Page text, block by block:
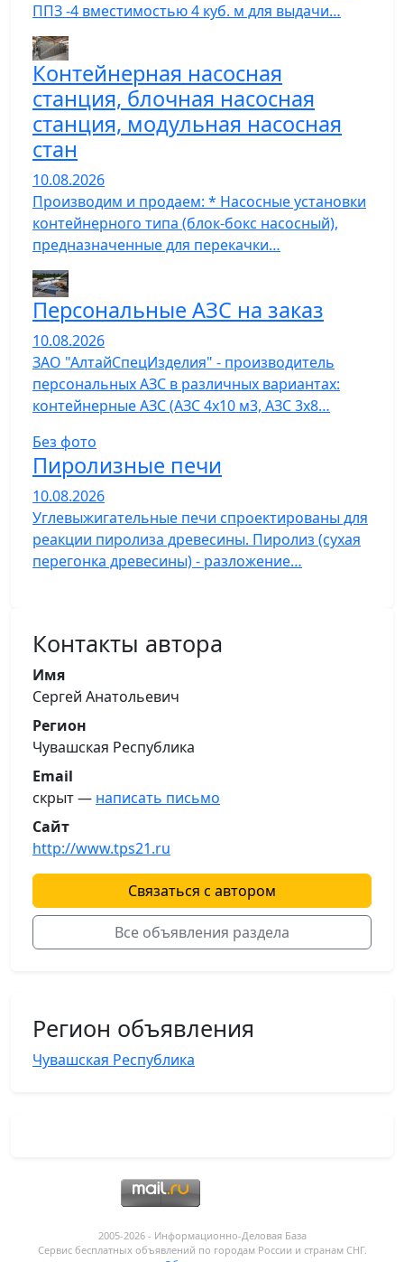
ППЗ -4 вместимостью 4 куб. м для выдачи…
Контейнерная насосная
станция, блочная насосная
станция, модульная насосная
стан
10.08.2026
Производим и продаем: * Насосные установки
контейнерного типа (блок-бокс насосный),
предназначенные для перекачки…
Персональные АЗС на заказ
10.08.2026
ЗАО "АлтайСпецИзделия" - производитель
персональных АЗС в различных вариантах:
контейнерные АЗС (АЗС 4х10 м3, АЗС 3х8…
Без фото
Пиролизные печи
10.08.2026
Углевыжигательные печи спроектированы для
реакции пиролиза древесины. Пиролиз (сухая
перегонка древесины) - разложение…
Контакты автора
Имя
Сергей Анатольевич
Регион
Чувашская Республика
Email
скрыт — написать письмо
Сайт
http://www.tps21.ru
Связаться с автором
Все объявления раздела
Регион объявления
Чувашская Республика
2005-2026 - Информационнo-Деловая База
Сервис бесплатных объявлений по городам России и странам СНГ.